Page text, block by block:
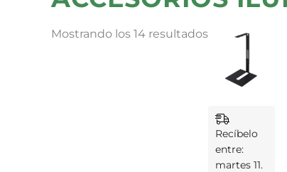
Mostrando los 14 resultados
Recíbelo
entre:
martes 11.